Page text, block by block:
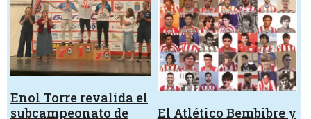
Enol Torre revalida el
subcampeonato de
El Atlético Bembibre y